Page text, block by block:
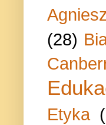
(28)
Etyka